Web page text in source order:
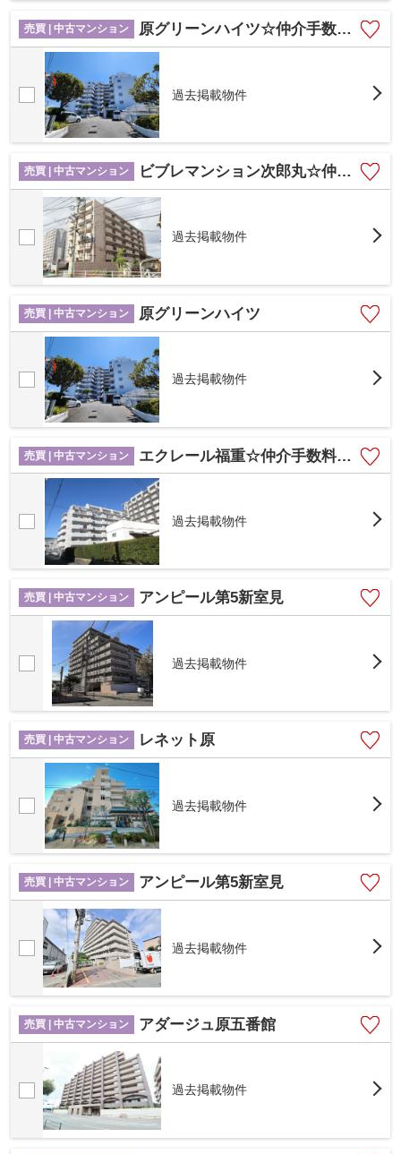
売買 | 中古マンション 原グリーンハイツ☆仲介手数料無料☆
過去掲載物件
売買 | 中古マンション ビブレマンション次郎丸☆仲介手数料無料☆
過去掲載物件
売買 | 中古マンション 原グリーンハイツ
過去掲載物件
売買 | 中古マンション エクレール福重☆仲介手数料無料☆
過去掲載物件
売買 | 中古マンション アンピール第5新室見
過去掲載物件
売買 | 中古マンション レネット原
過去掲載物件
売買 | 中古マンション アンピール第5新室見
過去掲載物件
売買 | 中古マンション アダージュ原五番館
過去掲載物件